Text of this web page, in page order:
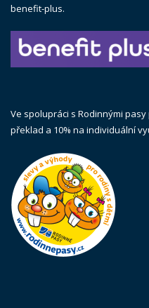
benefit-plus.
Ve spolupráci s Rodinnými
překlad a 10% na individuální